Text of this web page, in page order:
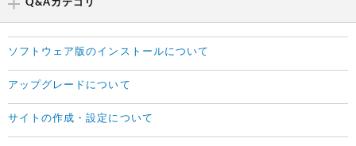
Q&Aカテゴリ
ソフトウェア版のインストールについて
アップグレードについて
サイトの作成・設定について